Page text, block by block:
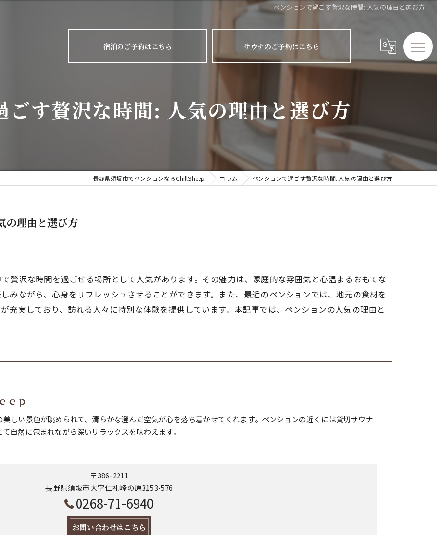
ペンションで過ごす贅沢な時間: 人気の理由と選び方
宿泊のご予約はこちら サウナのご予約はこちら
ごす贅沢な時間: 人気の理由と選び方
長野県須坂市でペンションならChillSheep コラム ペンションで過ごす贅沢な時間: 人気の理由と選び方
の理由と選び方
贅沢な時間を過ごせる場所として人気があります。その魅力は、家庭的な雰囲気と心温まるおもてな
みながら、心身をリフレッシュさせることができます。また、最近のペンションでは、地元の食材を
充実しており、訪れる人々に特別な体験を提供しています。本記事では、ペンションの人気の理由と
ｅｐ
しい景色が眺められて、清らかな澄んだ空気が心を落ち着かせてくれます。ペンションの近くには貸切サウナ
自然に包まれながら深いリラックスを味わえます。
〒386-2211
長野県須坂市大字仁礼峰の原3153-576
0268-71-6940
お問い合わせはこちら